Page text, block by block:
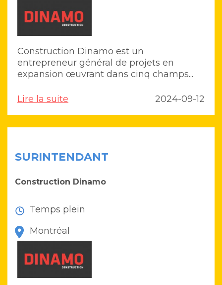
Construction Dinamo est un
entrepreneur général de projets en
expansion œuvrant dans cinq champs...
Lire la suite 2024-09-12
SURINTENDANT
Construction Dinamo
Temps plein
Montréal